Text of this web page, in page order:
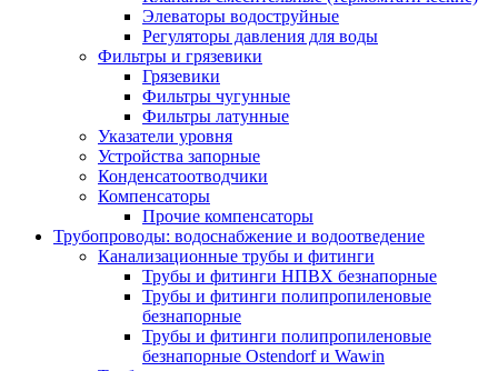
Элеваторы водоструйные
Регуляторы давления для воды
Фильтры и грязевики
Грязевики
Фильтры чугунные
Фильтры латунные
Указатели уровня
Устройства запорные
Конденсатоотводчики
Компенсаторы
Прочие компенсаторы
Трубопроводы: водоснабжение и водоотведение
Канализационные трубы и фитинги
Трубы и фитинги НПВХ безнапорные
Трубы и фитинги полипропиленовые
безнапорные
Трубы и фитинги полипропиленовые
безнапорные Ostendorf и Wawin